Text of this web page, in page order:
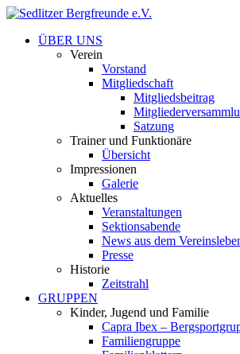
ÜBER UNS
Verein
Vorstand
Mitgliedschaft
Mitgliedsbeitrag
Satzung
Trainer und Funktionäre
Übersicht
Impressionen
Galerie
Aktuelles
Veranstaltungen
Sektionsabende
News aus dem
Presse
Historie
Zeitstrahl
GRUPPEN
Kinder, Jugend und Familie
Capra Ibex –
Familiengruppe